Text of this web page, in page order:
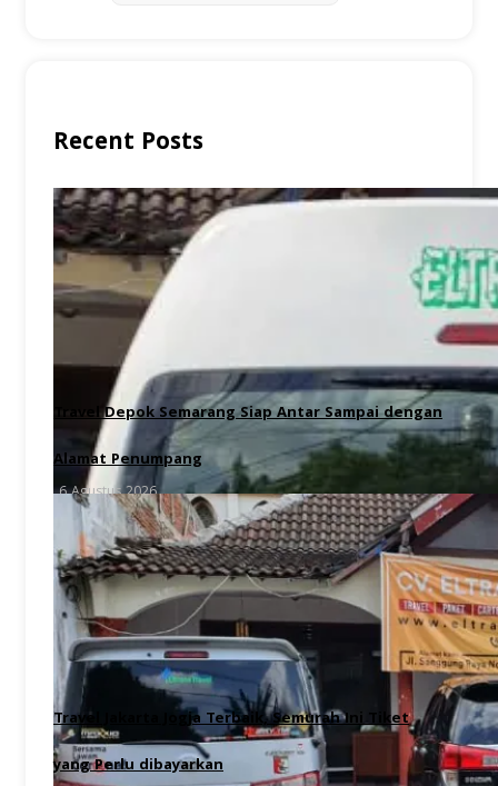
Recent Posts
Travel Depok Semarang Siap Antar Sampai dengan
Alamat Penumpang
6 Agustus 2026
Travel Jakarta Jogja Terbaik, Semurah Ini Tiket
yang Perlu dibayarkan